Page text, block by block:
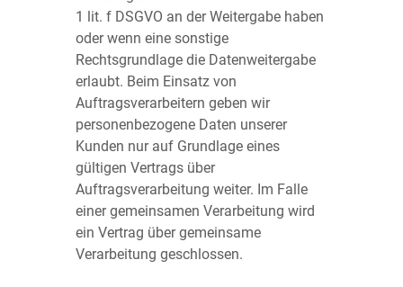
1 lit. f DSGVO an der Weitergabe haben
oder wenn eine sonstige
Rechtsgrundlage die Datenweitergabe
erlaubt. Beim Einsatz von
Auftragsverarbeitern geben wir
personenbezogene Daten unserer
Kunden nur auf Grundlage eines
gültigen Vertrags über
Auftragsverarbeitung weiter. Im Falle
einer gemeinsamen Verarbeitung wird
ein Vertrag über gemeinsame
Verarbeitung geschlossen.